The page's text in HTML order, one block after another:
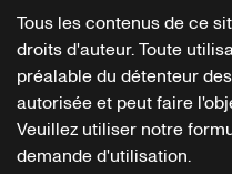
Tous les contenus de ce
droits d'auteur. Toute
préalable du détenteur
autorisée et peut faire
Veuillez utiliser notre
demande d'utilisation.